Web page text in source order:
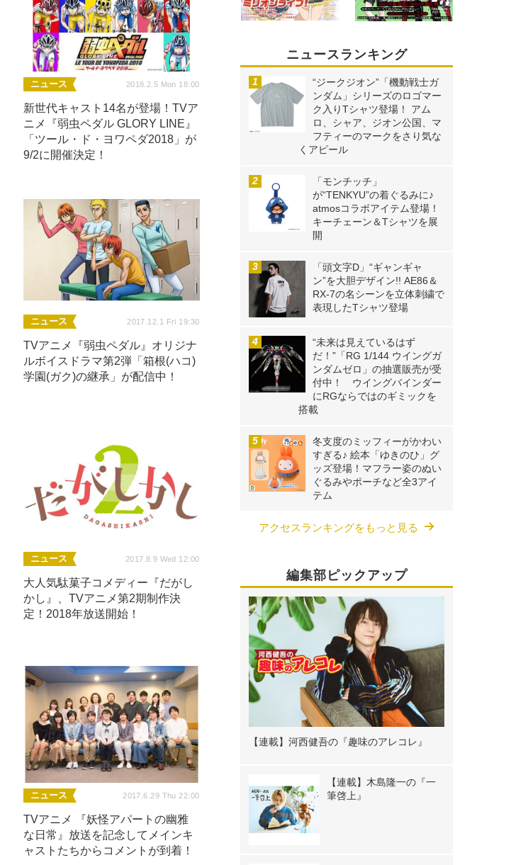
ニュース 2018.2.5 Mon 18:00
新世代キャスト14名が登場！TVア
ニメ『弱虫ペダル GLORY LINE』
「ツール・ド・ヨワペダ2018」が
9/2に開催決定！
ニュース 2017.12.1 Fri 19:30
TVアニメ『弱虫ペダル』オリジナ
ルボイスドラマ第2弾「箱根(ハコ)
学園(ガク)の継承」が配信中！
ニュース 2017.8.9 Wed 12:00
大人気駄菓子コメディー『だがし
かし』、TVアニメ第2期制作決
定！2018年放送開始！
ニュース 2017.6.29 Thu 22:00
TVアニメ 『妖怪アパートの幽雅
な日常』放送を記念してメインキ
ャストたちからコメントが到着！
ニュースランキング
“ジークジオン”「機動戦士ガ
ンダム」シリーズのロゴマー
ク入りTシャツ登場！ アム
ロ、シャア、ジオン公国、マ
フティーのマークをさり気な
くアピール
「モンチッチ」
が“TENKYU”の着ぐるみに♪
atmosコラボアイテム登場！
キーチェーン＆Tシャツを展
開
「頭文字D」“ギャンギャ
ン”を大胆デザイン!! AE86＆
RX-7の名シーンを立体刺繍で
表現したTシャツ登場
“未来は見えているはず
だ！”「RG 1/144 ウイングガ
ンダムゼロ」の抽選販売が受
付中！ ウイングバインダー
にRGならではのギミックを
搭載
冬支度のミッフィーがかわい
すぎる♪ 絵本「ゆきのひ」グ
ッズ登場！マフラー姿のぬい
ぐるみやポーチなど全3アイ
テム
アクセスランキングをもっと見る
編集部ピックアップ
【連載】河西健吾の『趣味のアレコレ』
【連載】木島隆一の『一
筆啓上』